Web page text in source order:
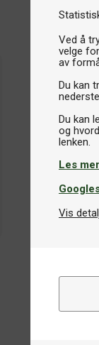
Ved å
velge
av
Du kan
Du kan
og
Les
Vis